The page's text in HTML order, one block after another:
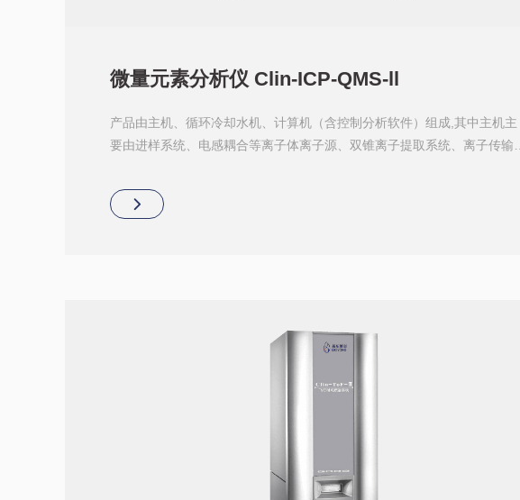
微量元素分析仪 Clin-ICP-QMS-ll
产品由主机、循环冷却水机、计算机（含控制分析软件）组成,其中主机主
要由进样系统、电感耦合等离子体离子源、双锥离子提取系统、离子传输系